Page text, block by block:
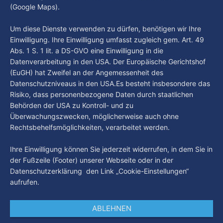
Nissi's Kunstwelt - Folge 18
By Luca Kimmel 6. Aug. 2026
(Google Maps).
Um diese Dienste verwenden zu dürfen, benötigen wir Ihre
Einwilligung. Ihre Einwilligung umfasst zugleich gem. Art. 49
Abs. 1 S. 1 lit. a DS-GVO eine Einwilligung in die
Datenverarbeitung in den USA. Der Europäische Gerichtshof
(EuGH) hat Zweifel an der Angemessenheit des
Datenschutzniveaus in den USA.Es besteht insbesondere das
Risiko, dass personenbezogene Daten durch staatlichen
Behörden der USA zu Kontroll- und zu
Überwachungszwecken, möglicherweise auch ohne
Rechtsbehelfsmöglichkeiten, verarbeitet werden.
Ihre Einwilligung können Sie jederzeit widerrufen, in dem Sie in
der Fußzeile (Footer) unserer Webseite oder in der
Datenschutzerklärung den Link „Cookie-Einstellungen“
aufrufen.
ABLEHNEN